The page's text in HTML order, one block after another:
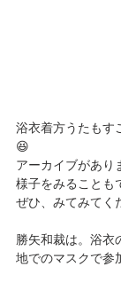
浴衣着方うたもす
😆
アーカイブがあり
様子をみることも
ぜひ、みてみてく
勝矢和裁は。浴衣
地でのマスクで参